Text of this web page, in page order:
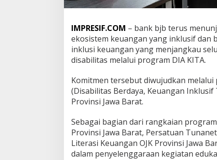
n
s
i
a
l
n
p
a
a
s
u
IMPRESIF.COM – bank bjb terus
ekosistem keuangan yang inklusif
inklusi keuangan yang menjangkau
disabilitas melalui program DIA KITA.
Komitmen tersebut diwujudkan
(Disabilitas Berdaya, Keuangan Inklusif
Provinsi Jawa Barat.
Sebagai bagian dari rangkaian
Provinsi Jawa Barat, Persatuan
Literasi Keuangan OJK Provinsi Jawa
dalam penyelenggaraan kegiatan